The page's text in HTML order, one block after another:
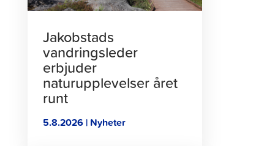
Jakobstads
vandringsleder
erbjuder
naturupplevelser året
runt
5.8.2026 | Nyheter